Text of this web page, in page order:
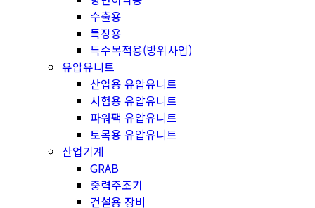
수출용
특장용
특수목적용(방위사업)
유압유니트
산업용 유압유니트
시험용 유압유니트
파워팩 유압유니트
토목용 유압유니트
산업기계
GRAB
중력주조기
건설용 장비